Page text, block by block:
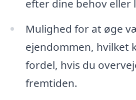
efter dine behov eller
Mulighed for at øge
ejendommen, hvilket
fordel, hvis du
fremtiden.